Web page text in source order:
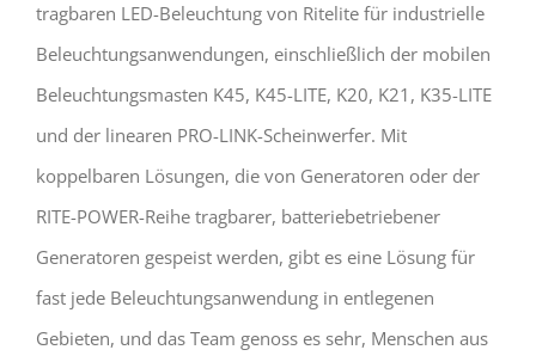
tragbaren LED-Beleuchtung von Ritelite für industrielle
Beleuchtungsanwendungen, einschließlich der mobilen
Beleuchtungsmasten K45, K45-LITE, K20, K21, K35-LITE
und der linearen PRO-LINK-Scheinwerfer. Mit
koppelbaren Lösungen, die von Generatoren oder der
RITE-POWER-Reihe tragbarer, batteriebetriebener
Generatoren gespeist werden, gibt es eine Lösung für
fast jede Beleuchtungsanwendung in entlegenen
Gebieten, und das Team genoss es sehr, Menschen aus